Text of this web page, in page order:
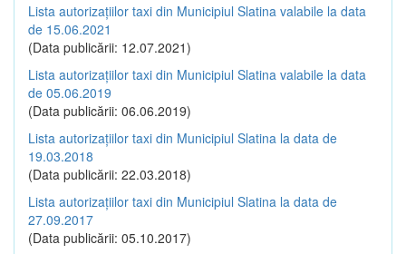
Lista autorizațiilor taxi din Municipiul Slatina valabile la data
de 15.06.2021
(Data publicării: 12.07.2021)
Lista autorizațiilor taxi din Municipiul Slatina valabile la data
de 05.06.2019
(Data publicării: 06.06.2019)
Lista autorizațiilor taxi din Municipiul Slatina la data de
19.03.2018
(Data publicării: 22.03.2018)
Lista autorizațiilor taxi din Municipiul Slatina la data de
27.09.2017
(Data publicării: 05.10.2017)